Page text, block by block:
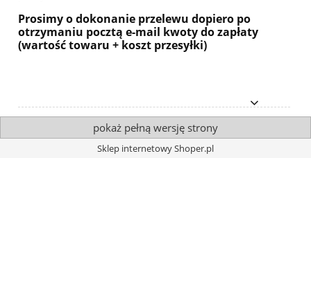
Prosimy o dokonanie przelewu dopiero po
otrzymaniu pocztą e-mail kwoty do zapłaty
(wartość towaru + koszt przesyłki)
pokaż pełną wersję strony
Sklep internetowy Shoper.pl